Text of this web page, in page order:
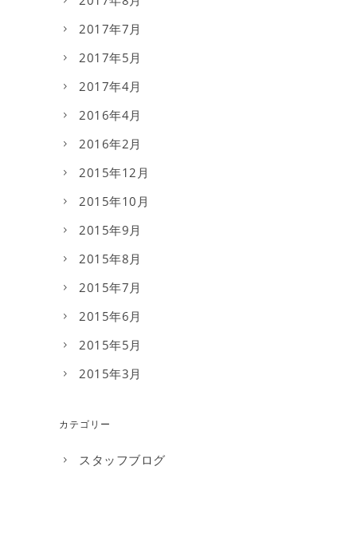
2017年7月
2017年5月
2017年4月
2016年4月
2016年2月
2015年12月
2015年10月
2015年9月
2015年8月
2015年7月
2015年6月
2015年5月
2015年3月
カテゴリー
スタッフブログ